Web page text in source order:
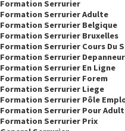
Formation Serrurier
Formation Serrurier Adulte
Formation Serrurier Belgique
Formation Serrurier Bruxelles
Formation Serrurier Cours Du
Formation Serrurier Depanneur
Formation Serrurier En Ligne
Formation Serrurier Forem
Formation Serrurier Liege
Formation Serrurier Pôle
Formation Serrurier Pour
Formation Serrurier Prix